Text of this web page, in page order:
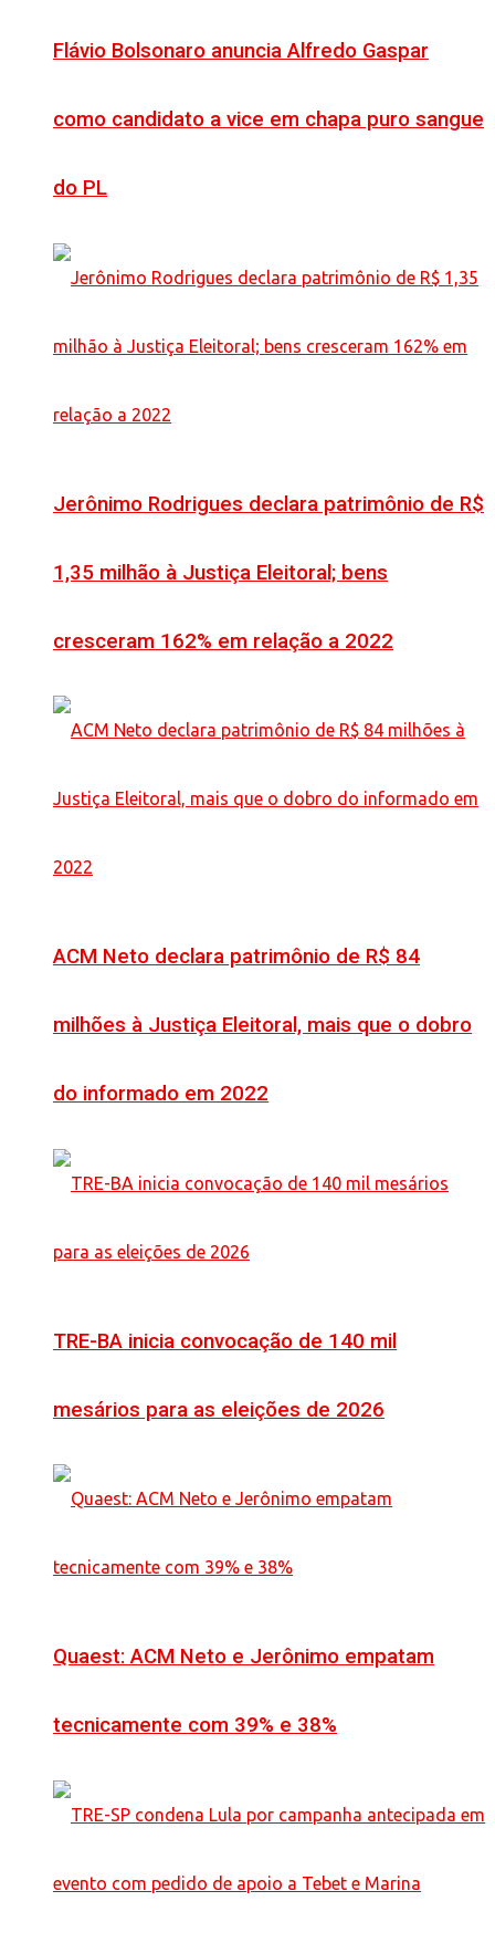
Flávio Bolsonaro anuncia Alfredo Gaspar
como candidato a vice em chapa puro sangue
do PL
Jerônimo Rodrigues declara patrimônio de R$
1,35 milhão à Justiça Eleitoral; bens
cresceram 162% em relação a 2022
ACM Neto declara patrimônio de R$ 84
milhões à Justiça Eleitoral, mais que o dobro
do informado em 2022
TRE-BA inicia convocação de 140 mil
mesários para as eleições de 2026
Quaest: ACM Neto e Jerônimo empatam
tecnicamente com 39% e 38%